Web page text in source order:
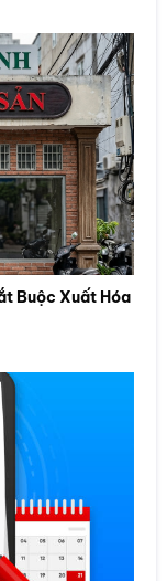
Buộc Xuất Hóa